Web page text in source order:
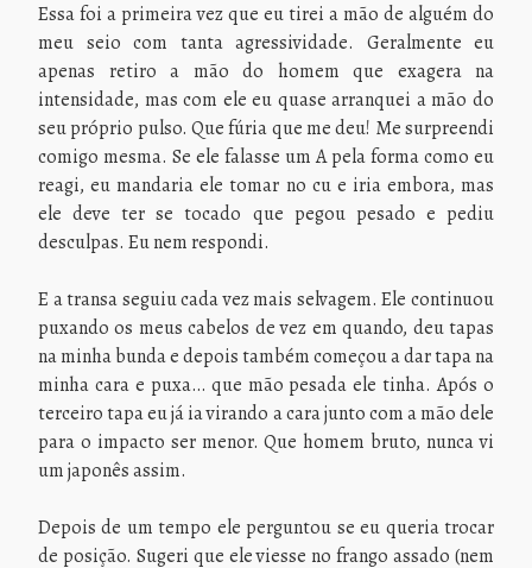
Essa foi a primeira vez que eu tirei a mão de alguém do
meu seio com tanta agressividade. Geralmente eu
apenas retiro a mão do homem que exagera na
intensidade, mas com ele eu quase arranquei a mão do
seu próprio pulso. Que fúria que me deu! Me surpreendi
comigo mesma. Se ele falasse um A pela forma como eu
reagi, eu mandaria ele tomar no cu e iria embora, mas
ele deve ter se tocado que pegou pesado e pediu
desculpas. Eu nem respondi.
E a transa seguiu cada vez mais selvagem. Ele continuou
puxando os meus cabelos de vez em quando, deu tapas
na minha bunda e depois também começou a dar tapa na
minha cara e puxa… que mão pesada ele tinha. Após o
terceiro tapa eu já ia virando a cara junto com a mão dele
para o impacto ser menor. Que homem bruto, nunca vi
um japonês assim.
Depois de um tempo ele perguntou se eu queria trocar
de posição. Sugeri que ele viesse no frango assado (nem